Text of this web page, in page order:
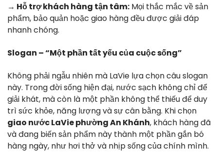
→ Hỗ trợ khách hàng tận tâm: Mọi thắc mắc về sản
phẩm, bảo quản hoặc giao hàng đều được giải đáp
nhanh chóng.
Slogan – “Một phần tất yếu của cuộc sống”
Không phải ngẫu nhiên mà LaVie lựa chọn câu slogan
này. Trong đời sống hiện đại, nước sạch không chỉ để
giải khát, mà còn là một phần không thể thiếu để duy
trì sức khỏe, năng lượng và sự cân bằng. Khi chọn
giao nước LaVie phường An Khánh, khách hàng đã
và đang biến sản phẩm này thành một phần gắn bó
hàng ngày, như hơi thở và nhịp sống của chính mình.